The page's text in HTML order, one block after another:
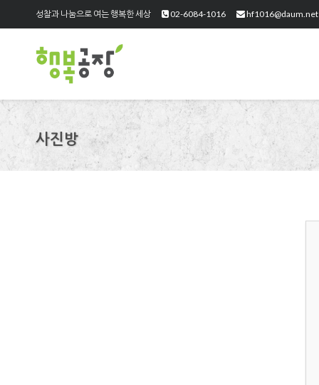
성찰과 나눔으로 여는 행복한 세상 02-6084-1016 hf1016@daum.net
사진방